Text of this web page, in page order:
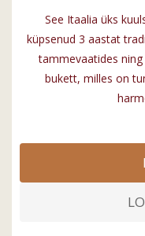
See Itaalia üks
küpsenud 3 aastat
tammevaatides
bukett, milles on